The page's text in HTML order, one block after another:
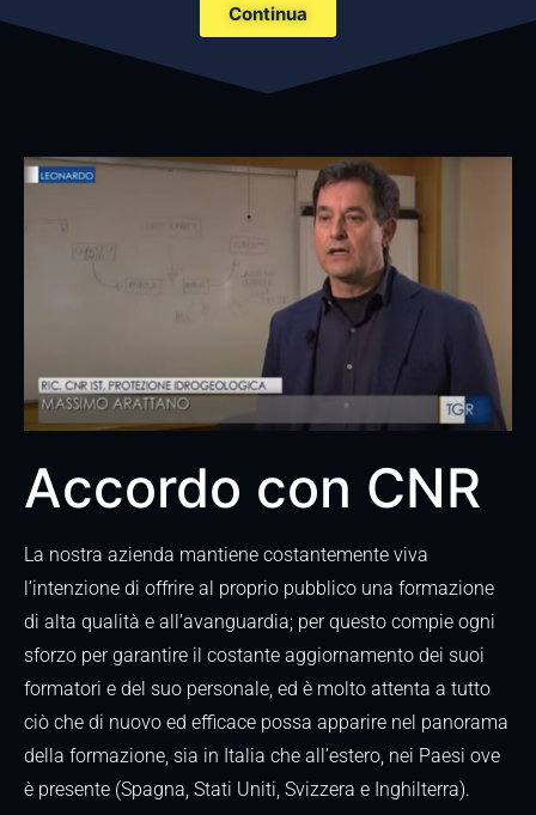
Continua
Accordo con CNR
La nostra azienda mantiene costantemente viva
l’intenzione di offrire al proprio pubblico una formazione
di alta qualità e all’avanguardia; per questo compie ogni
sforzo per garantire il costante aggiornamento dei suoi
formatori e del suo personale, ed è molto attenta a tutto
ciò che di nuovo ed efficace possa apparire nel panorama
della formazione, sia in Italia che all’estero, nei Paesi ove
è presente (Spagna, Stati Uniti, Svizzera e Inghilterra).